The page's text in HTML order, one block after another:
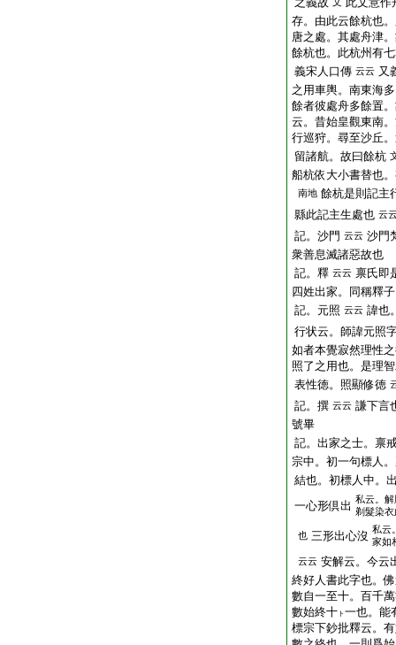
存。由此云餘杭也
唐之處。其處舟津
餘杭也。此杭州有
義宋人口傳 云云 又
之用車輿。南東海
餘者彼處舟多餘置
云。昔始皇觀東南
行巡狩。尋至沙丘
留諸航。故曰餘杭
船杭依大小書替也
南地 餘杭是則記主
縣此記主生處也 云
記。沙門 云云 沙門
衆善息滅諸惡故也
記。釋 云云 禀氏即
四姓出家。同稱釋
記。元照 云云 諱也
行状云。師諱元照
如者本覺寂然理性
照了之用也。是理
表性徳。照顯修徳
記。撰 云云 謙下言
號畢
記。出家之士。禀
宗中。初一句標人
結也。初標人中。
一心形倶出 私云。解
剃髮染
也 三形出心沒 私云
家如
云云 安解云。今云
終好人書此字也。
數自一至十。百千
數始終十 ト 一也。能
標宗下鈔批釋云。